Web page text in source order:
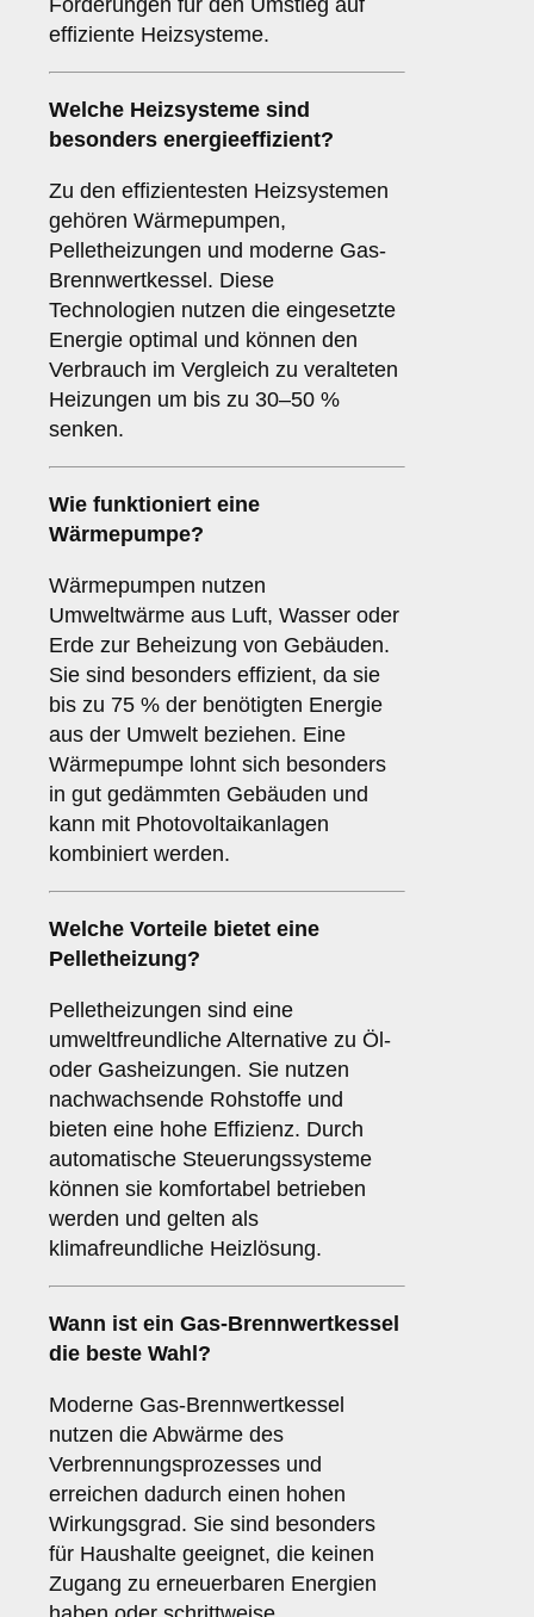
Förderungen für den Umstieg auf
effiziente Heizsysteme.
Welche Heizsysteme sind
besonders energieeffizient?
Zu den effizientesten Heizsystemen
gehören Wärmepumpen,
Pelletheizungen und moderne Gas-
Brennwertkessel. Diese
Technologien nutzen die eingesetzte
Energie optimal und können den
Verbrauch im Vergleich zu veralteten
Heizungen um bis zu 30–50 %
senken.
Wie funktioniert eine
Wärmepumpe?
Wärmepumpen nutzen
Umweltwärme aus Luft, Wasser oder
Erde zur Beheizung von Gebäuden.
Sie sind besonders effizient, da sie
bis zu 75 % der benötigten Energie
aus der Umwelt beziehen. Eine
Wärmepumpe lohnt sich besonders
in gut gedämmten Gebäuden und
kann mit Photovoltaikanlagen
kombiniert werden.
Welche Vorteile bietet eine
Pelletheizung?
Pelletheizungen sind eine
umweltfreundliche Alternative zu Öl-
oder Gasheizungen. Sie nutzen
nachwachsende Rohstoffe und
bieten eine hohe Effizienz. Durch
automatische Steuerungssysteme
können sie komfortabel betrieben
werden und gelten als
klimafreundliche Heizlösung.
Wann ist ein Gas-Brennwertkessel
die beste Wahl?
Moderne Gas-Brennwertkessel
nutzen die Abwärme des
Verbrennungsprozesses und
erreichen dadurch einen hohen
Wirkungsgrad. Sie sind besonders
für Haushalte geeignet, die keinen
Zugang zu erneuerbaren Energien